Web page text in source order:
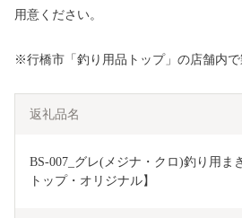
用意ください。
※行橋市「釣り用品トップ」の店舗内で
返礼品名
BS-007_グレ(メジナ・クロ)釣り用ま
トップ・オリジナル】